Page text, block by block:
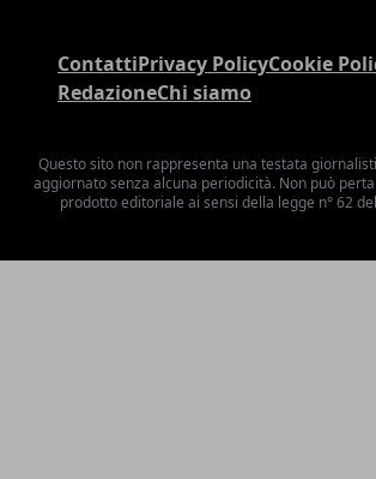
ContattiPrivacy PolicyCookie
RedazioneChi siamo
Questo sito non rappresenta una testata
aggiornato senza alcuna periodicità. Non può
prodotto editoriale ai sensi della legge n° 62